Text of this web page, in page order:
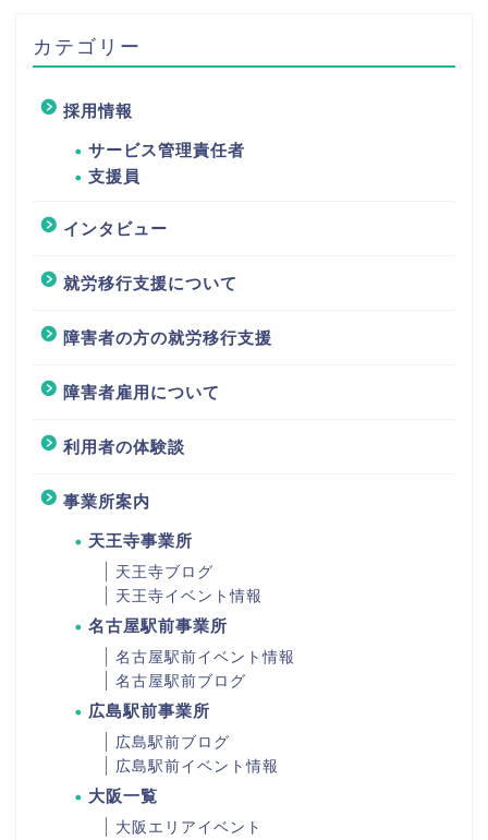
カテゴリー
採用情報
サービス管理責任者
支援員
インタビュー
就労移行支援について
障害者の方の就労移行支援
障害者雇用について
利用者の体験談
事業所案内
天王寺事業所
天王寺ブログ
天王寺イベント情報
名古屋駅前事業所
名古屋駅前イベント情報
名古屋駅前ブログ
広島駅前事業所
広島駅前ブログ
広島駅前イベント情報
大阪一覧
大阪エリアイベント